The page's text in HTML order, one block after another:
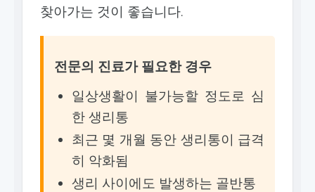
찾아가는 것이 좋습니다.
전문의 진료가 필요한 경우
일상생활이 불가능할 정도로 심
한 생리통
최근 몇 개월 동안 생리통이 급격
히 악화됨
생리 사이에도 발생하는 골반통